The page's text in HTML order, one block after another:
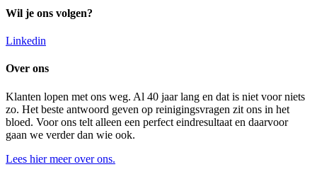
Wil je ons volgen?
Linkedin
Over ons
Klanten lopen met ons weg. Al 40 jaar lang en dat is niet voor niets
zo. Het beste antwoord geven op reinigingsvragen zit ons in het
bloed. Voor ons telt alleen een perfect eindresultaat en daarvoor
gaan we verder dan wie ook.
Lees hier meer over ons.